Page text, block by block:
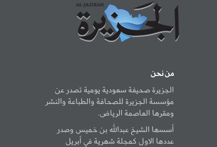
من نحن
الجزيرة صحيفة سعودية يومية تصدر عن
مؤسسة الجزيرة للصحافة والطباعة والنشر
ومقرها العاصمة الرياض.
أسسها الشيخ عبدالله بن خميس وصدر
عددها الاول كمجلة شهرية في أبريل